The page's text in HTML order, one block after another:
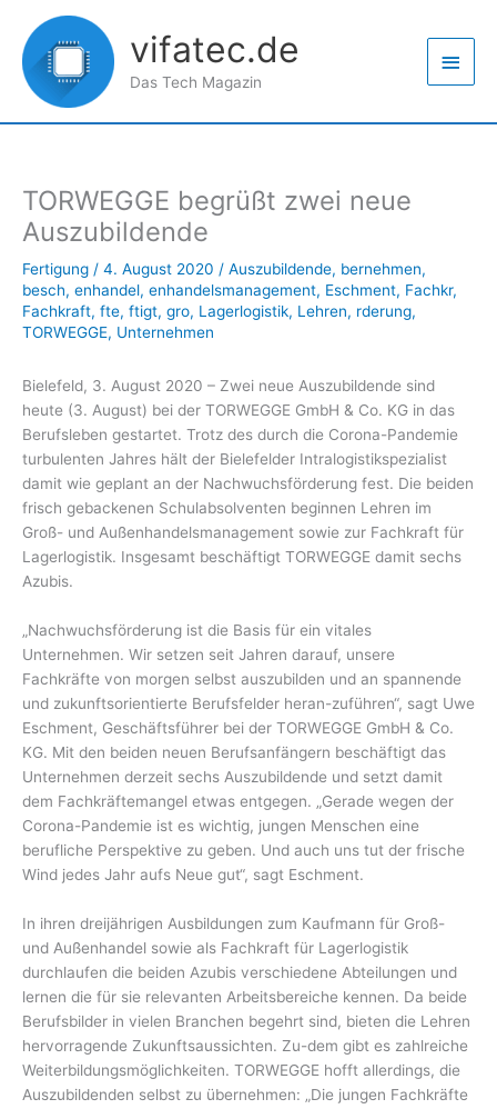
Inhalt
springen
vifatec.de
Das Tech Magazin
TORWEGGE begrüßt zwei neue
Auszubildende
Fertigung / 4. August 2020 / Auszubildende, bernehmen,
besch, enhandel, enhandelsmanagement, Eschment, Fachkr,
Fachkraft, fte, ftigt, gro, Lagerlogistik, Lehren, rderung,
TORWEGGE, Unternehmen
Bielefeld, 3. August 2020 – Zwei neue Auszubildende sind
heute (3. August) bei der TORWEGGE GmbH & Co. KG in das
Berufsleben gestartet. Trotz des durch die Corona-Pandemie
turbulenten Jahres hält der Bielefelder Intralogistikspezialist
damit wie geplant an der Nachwuchsförderung fest. Die beiden
frisch gebackenen Schulabsolventen beginnen Lehren im
Groß- und Außenhandelsmanagement sowie zur Fachkraft für
Lagerlogistik. Insgesamt beschäftigt TORWEGGE damit sechs
Azubis.
„Nachwuchsförderung ist die Basis für ein vitales
Unternehmen. Wir setzen seit Jahren darauf, unsere
Fachkräfte von morgen selbst auszubilden und an spannende
und zukunftsorientierte Berufsfelder heran-zuführen“, sagt Uwe
Eschment, Geschäftsführer bei der TORWEGGE GmbH & Co.
KG. Mit den beiden neuen Berufsanfängern beschäftigt das
Unternehmen derzeit sechs Auszubildende und setzt damit
dem Fachkräftemangel etwas entgegen. „Gerade wegen der
Corona-Pandemie ist es wichtig, jungen Menschen eine
berufliche Perspektive zu geben. Und auch uns tut der frische
Wind jedes Jahr aufs Neue gut“, sagt Eschment.
In ihren dreijährigen Ausbildungen zum Kaufmann für Groß-
und Außenhandel sowie als Fachkraft für Lagerlogistik
durchlaufen die beiden Azubis verschiedene Abteilungen und
lernen die für sie relevanten Arbeitsbereiche kennen. Da beide
Berufsbilder in vielen Branchen begehrt sind, bieten die Lehren
hervorragende Zukunftsaussichten. Zu-dem gibt es zahlreiche
Weiterbildungsmöglichkeiten. TORWEGGE hofft allerdings, die
Auszubildenden selbst zu übernehmen: „Die jungen Fachkräfte